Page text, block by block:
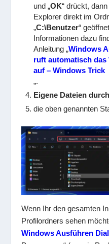
und „OK“ drückt,
Explorer direkt im
„C:\Benutzer“
Informationen dazu
Anleitung „Windows
ruft automatisch
auf – Windows Trick
„.
Eigene Dateien
die oben genannten
Wenn Ihr den gesamten
Profilordners sehen
Windows Ausführen